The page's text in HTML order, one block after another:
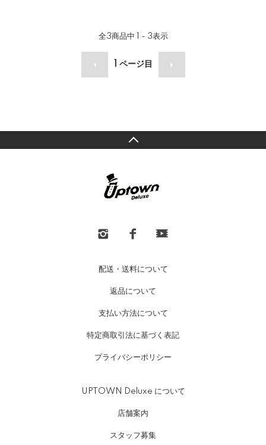
全3商品中 1 - 3表示
ページ目
配送・送料について
返品について
支払い方法について
特定商取引法に基づく表記
プライバシーポリシー
UPTOWN Deluxe について
店舗案内
スタッフ募集